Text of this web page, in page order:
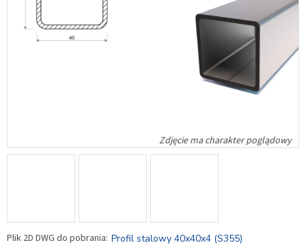
Profil stalowy 40x40x4 (S355)